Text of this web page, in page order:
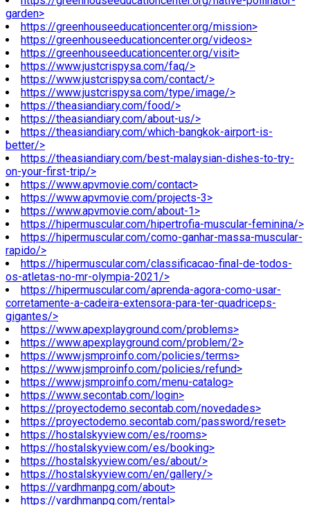
garden>
https://greenhouseeducationcenter.org/mission>
https://greenhouseeducationcenter.org/videos>
https://greenhouseeducationcenter.org/visit>
https://www.justcrispysa.com/faq/>
https://www.justcrispysa.com/contact/>
https://www.justcrispysa.com/type/image/>
https://theasiandiary.com/food/>
https://theasiandiary.com/about-us/>
https://theasiandiary.com/which-bangkok-airport-is-
better/>
https://theasiandiary.com/best-malaysian-dishes-to-try-
on-your-first-trip/>
https://www.apvmovie.com/contact>
https://www.apvmovie.com/projects-3>
https://www.apvmovie.com/about-1>
https://hipermuscular.com/hipertrofia-muscular-feminina/>
https://hipermuscular.com/como-ganhar-massa-muscular-
rapido/>
https://hipermuscular.com/classificacao-final-de-todos-
os-atletas-no-mr-olympia-2021/>
https://hipermuscular.com/aprenda-agora-como-usar-
corretamente-a-cadeira-extensora-para-ter-quadriceps-
gigantes/>
https://www.apexplayground.com/problems>
https://www.apexplayground.com/problem/2>
https://www.jsmproinfo.com/policies/terms>
https://www.jsmproinfo.com/policies/refund>
https://www.jsmproinfo.com/menu-catalog>
https://www.secontab.com/login>
https://proyectodemo.secontab.com/novedades>
https://proyectodemo.secontab.com/password/reset>
https://hostalskyview.com/es/rooms>
https://hostalskyview.com/es/booking>
https://hostalskyview.com/es/about/>
https://hostalskyview.com/en/gallery/>
https://vardhmanpg.com/about>
https://vardhmanpg.com/rental>